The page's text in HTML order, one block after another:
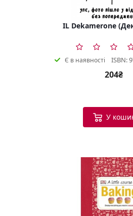
IL Dekamerone
Є в наявності ISBN:
204₴
У